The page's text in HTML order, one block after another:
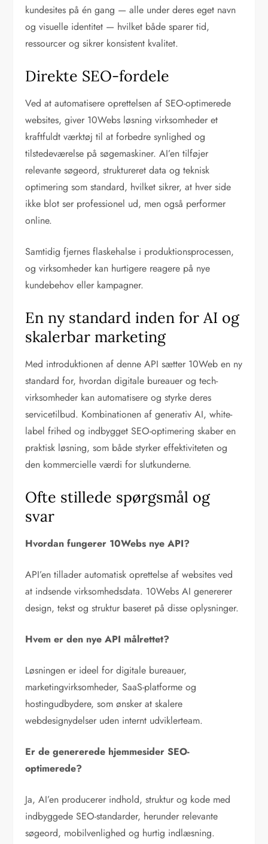
kundesites på én gang — alle under deres eget navn
og visuelle identitet — hvilket både sparer tid,
ressourcer og sikrer konsistent kvalitet.
Direkte SEO-fordele
Ved at automatisere oprettelsen af SEO-optimerede
websites, giver 10Webs løsning virksomheder et
kraftfuldt værktøj til at forbedre synlighed og
tilstedeværelse på søgemaskiner. AI’en tilføjer
relevante søgeord, struktureret data og teknisk
optimering som standard, hvilket sikrer, at hver side
ikke blot ser professionel ud, men også performer
online.
Samtidig fjernes flaskehalse i produktionsprocessen,
og virksomheder kan hurtigere reagere på nye
kundebehov eller kampagner.
En ny standard inden for AI og
skalerbar marketing
Med introduktionen af denne API sætter 10Web en ny
standard for, hvordan digitale bureauer og tech-
virksomheder kan automatisere og styrke deres
servicetilbud. Kombinationen af generativ AI, white-
label frihed og indbygget SEO-optimering skaber en
praktisk løsning, som både styrker effektiviteten og
den kommercielle værdi for slutkunderne.
Ofte stillede spørgsmål og
svar
Hvordan fungerer 10Webs nye API?
API’en tillader automatisk oprettelse af websites ved
at indsende virksomhedsdata. 10Webs AI genererer
design, tekst og struktur baseret på disse oplysninger.
Hvem er den nye API målrettet?
Løsningen er ideel for digitale bureauer,
marketingvirksomheder, SaaS-platforme og
hostingudbydere, som ønsker at skalere
webdesignydelser uden internt udviklerteam.
Er de genererede hjemmesider SEO-
optimerede?
Ja, AI’en producerer indhold, struktur og kode med
indbyggede SEO-standarder, herunder relevante
søgeord, mobilvenlighed og hurtig indlæsning.